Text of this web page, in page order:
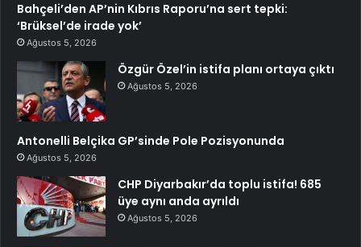
Bahçeli’den AP’nin Kıbrıs Raporu’na sert tepki:
‘Brüksel’de irade yok’
Ağustos 5, 2026
Özgür Özel’in istifa planı ortaya çıktı
Ağustos 5, 2026
Antonelli Belçika GP’sinde Pole Pozisyonunda
Ağustos 5, 2026
CHP Diyarbakır’da toplu istifa! 685
üye aynı anda ayrıldı
Ağustos 5, 2026